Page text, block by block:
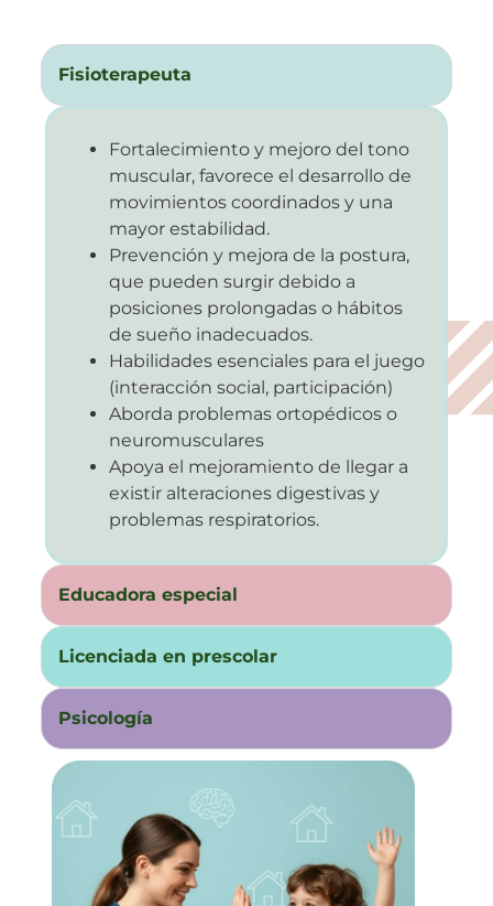
Fisioterapeuta
Fortalecimiento y mejoro del tono
muscular, favorece el desarrollo de
movimientos coordinados y una
mayor estabilidad.
Prevención y mejora de la postura,
que pueden surgir debido a
posiciones prolongadas o hábitos
de sueño inadecuados.
Habilidades esenciales para el juego
(interacción social, participación)
Aborda problemas ortopédicos o
neuromusculares
Apoya el mejoramiento de llegar a
existir alteraciones digestivas y
problemas respiratorios.
Educadora especial
Licenciada en prescolar
Psicología